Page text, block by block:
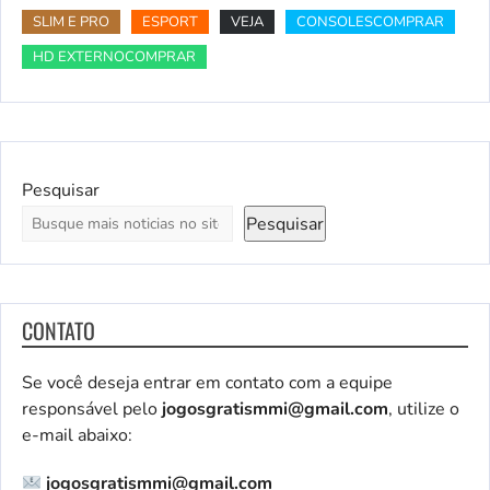
SLIM E PRO
ESPORT VEJA
CONSOLESCOMPRAR
HD EXTERNOCOMPRAR
Pesquisar
Pesquisar
CONTATO
Se você deseja entrar em contato com a equipe
responsável pelo jogosgratismmi@gmail.com, utilize o
e-mail abaixo:
jogosgratismmi@gmail.com